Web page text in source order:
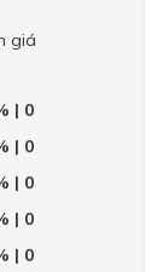
giá
| 0
| 0
| 0
| 0
| 0